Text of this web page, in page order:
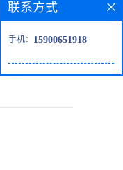
联系方式
手机： 15900651918